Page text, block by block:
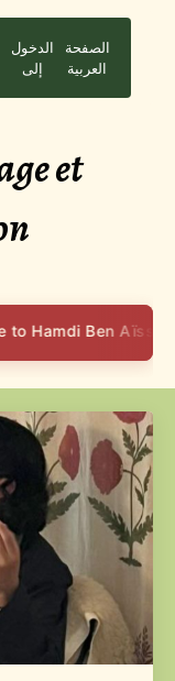
الدخول
إلى
الصفحة
العربية
et
Ben Aïssa's blog